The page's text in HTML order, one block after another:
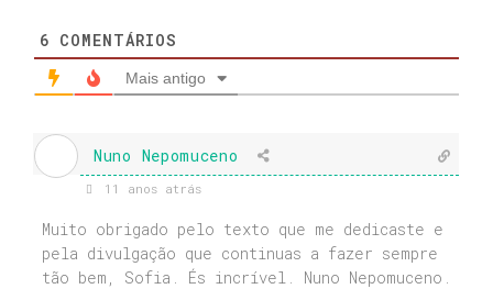
6 COMENTÁRIOS
Mais antigo
Nuno Nepomuceno
11 anos atrás
Muito obrigado pelo texto que me dedicaste e
pela divulgação que continuas a fazer sempre
tão bem, Sofia. És incrível. Nuno Nepomuceno.